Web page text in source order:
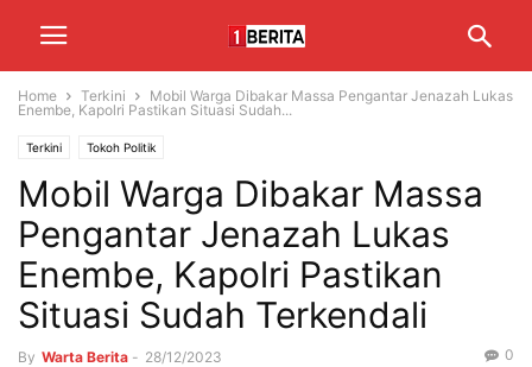
Home Terkini
Mobil Warga Dibakar Massa Pengantar Jenazah Lukas
Enembe, Kapolri Pastikan Situasi Sudah...
Terkini Tokoh Politik
Mobil Warga Dibakar Massa
Pengantar Jenazah Lukas
Enembe, Kapolri Pastikan
Situasi Sudah Terkendali
By Warta Berita - 28/12/2023 0